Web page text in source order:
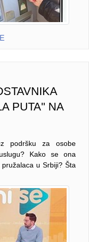
PUTA" NA
podršku za osobe
Kako se ona
u Srbiji? Šta